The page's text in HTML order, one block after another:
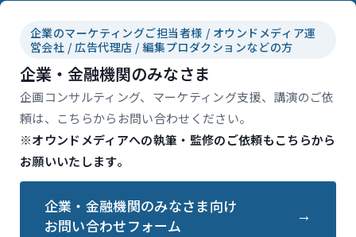
企業のマーケティングご担当者様 / オウンドメディア運
営会社 / 広告代理店 / 編集プロダクションなどの方
企業・金融機関のみなさま
企画コンサルティング、マーケティング支援、講演のご依
頼は、こちらからお問い合わせください。
※オウンドメディアへの執筆・監修のご依頼もこちらから
お願いいたします。
企業・金融機関のみなさま向け
お問い合わせフォーム